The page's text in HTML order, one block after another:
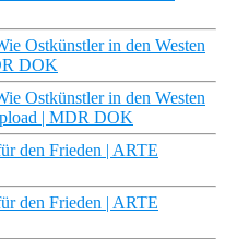
Ostkünstler in den Westen
DOK
Ostkünstler in den Westen
| MDR DOK
den Frieden | ARTE
den Frieden | ARTE